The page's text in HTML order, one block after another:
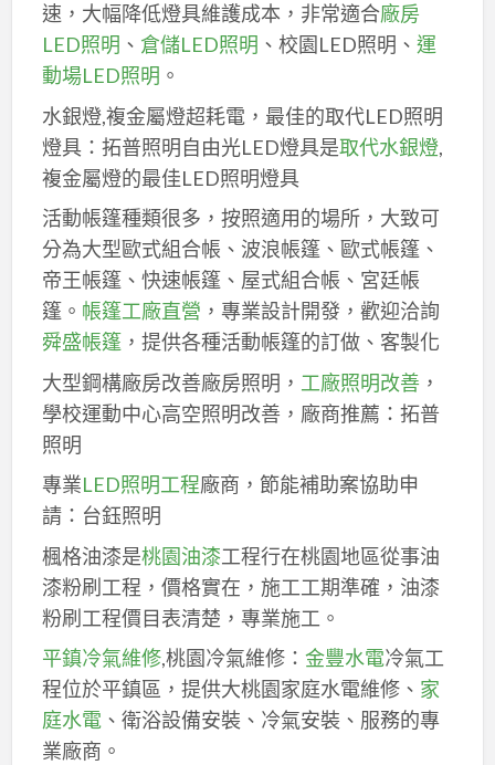
速，大幅降低燈具維護成本，非常適合廠房
LED照明 、 倉儲LED照明 、校園LED照明、 運
動場LED照明 。
水銀燈,複金屬燈超耗電，最佳的取代LED照明
燈具：拓普照明自由光LED燈具是取代水銀燈,
複金屬燈的最佳LED照明燈具
活動帳篷種類很多，按照適用的場所，大致可
分為大型歐式組合帳、波浪帳篷、歐式帳篷、
帝王帳篷、快速帳篷、屋式組合帳、宮廷帳
篷。 帳篷工廠直營 ，專業設計開發，歡迎洽詢
舜盛帳篷，提供各種活動帳篷的訂做、客製化
大型鋼構廠房改善廠房照明， 工廠照明改善，
學校運動中心高空照明改善，廠商推薦：拓普
照明
專業LED照明工程廠商，節能補助案協助申
請：台鈺照明
楓格油漆是桃園油漆工程行在桃園地區從事油
漆粉刷工程，價格實在，施工工期準確，油漆
粉刷工程價目表清楚，專業施工。
平鎮冷氣維修,桃園冷氣維修： 金豐水電冷氣工
程位於平鎮區，提供大桃園家庭水電維修、 家
庭水電、衛浴設備安裝、冷氣安裝、服務的專
業廠商。